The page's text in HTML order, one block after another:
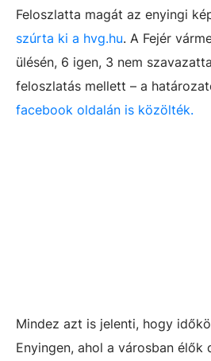
Feloszlatta magát az enyingi
szúrta ki a hvg.hu. A Fejér
ülésén, 6 igen, 3 nem
feloszlatás mellett – a
facebook oldalán is közölték.
Mindez azt is jelenti, hogy
Enyingen, ahol a városban élők